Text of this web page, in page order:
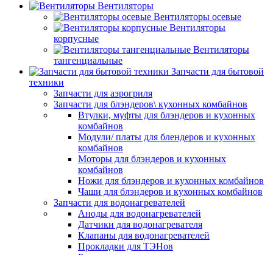
Вентиляторы
Вентиляторы осевые
Вентиляторы
корпусные
Вентиляторы
тангенциальные
Запчасти для бытовой
техники
Запчасти для аэрогриля
Запчасти для блэндеров\ кухонных комбайнов
Втулки, муфты для блэндеров и кухонных
комбайнов
Модули/ платы для блендеров и кухонных
комбайнов
Моторы для блэндеров и кухонных
комбайнов
Ножи для блэндеров и кухонных комбайнов
Чаши для блэндеров и кухонных комбайнов
Запчасти для водонагревателей
Аноды для водонагревателей
Датчики для водонагревателя
Клапаны для водонагревателей
Прокладки для ТЭНов